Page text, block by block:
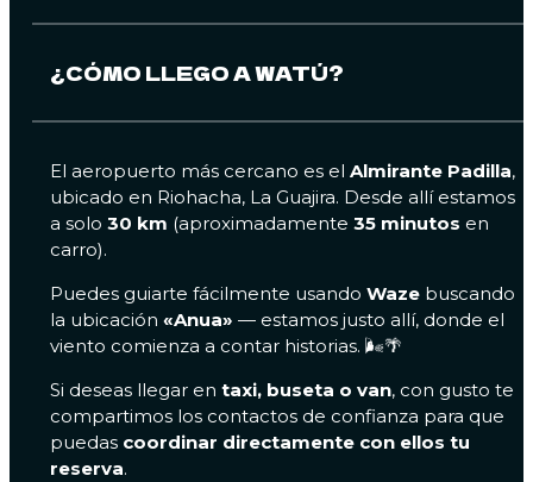
¿CÓMO LLEGO A WATÚ?
El aeropuerto más cercano es elAlmirante Padilla,
ubicado en Riohacha, La Guajira. Desde allí estamos
a solo30 km (aproximadamente35 minutos en
carro).
Puedes guiarte fácilmente usandoWaze buscando
la ubicación«Anua» — estamos justo allí, donde el
viento comienza a contar historias. 🌬️🌴
Si deseas llegar entaxi, buseta o van, con gusto te
compartimos los contactos de confianza para que
puedas coordinar directamente con ellos tu
reserva.